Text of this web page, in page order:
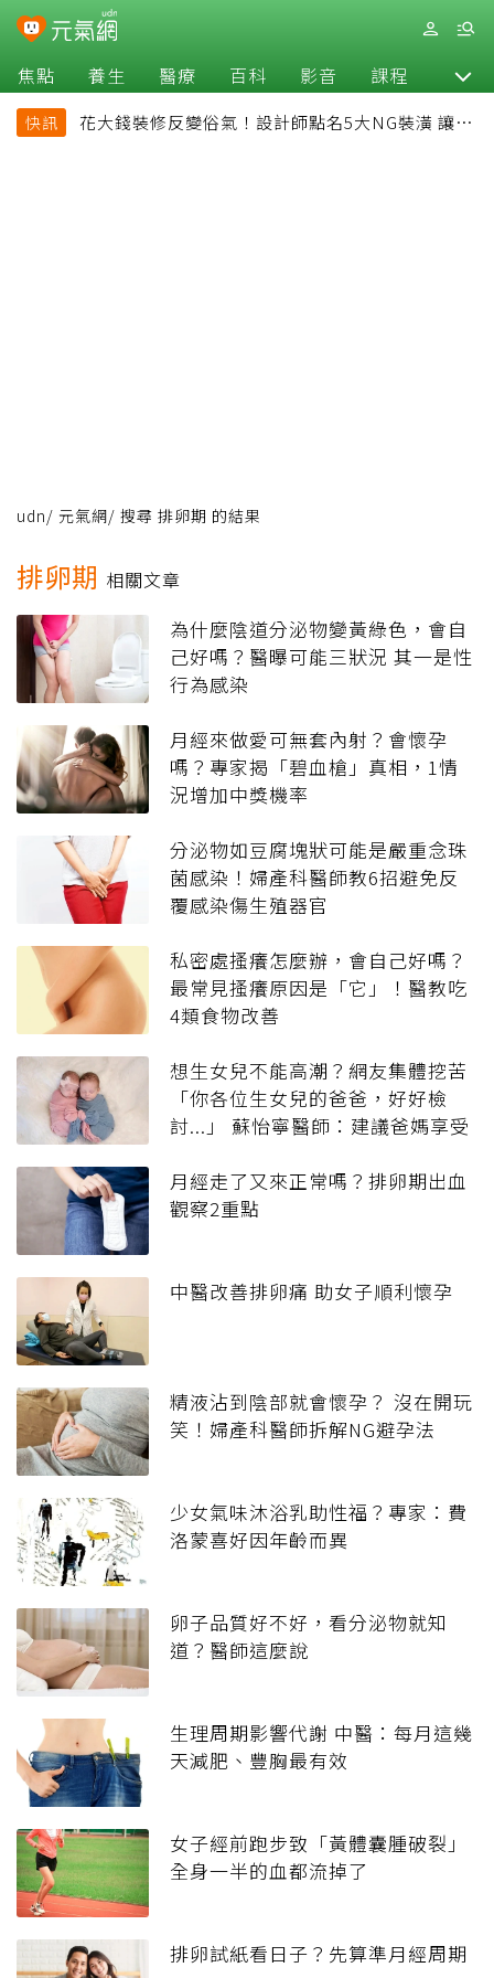
焦點 養生 醫療 百科 影音 課程 退休
快訊
花大錢裝修反變俗氣！設計師點名5大NG裝潢 讓客
udn/ 元氣網/ 搜尋 排卵期 的結果
排卵期 相關文章
為什麼陰道分泌物變黃綠色，會自
己好嗎？醫曝可能三狀況 其一是性
行為感染
月經來做愛可無套內射？會懷孕
嗎？專家揭「碧血槍」真相，1情
況增加中獎機率
分泌物如豆腐塊狀可能是嚴重念珠
菌感染！婦產科醫師教6招避免反
覆感染傷生殖器官
私密處搔癢怎麼辦，會自己好嗎？
最常見搔癢原因是「它」！醫教吃
4類食物改善
想生女兒不能高潮？網友集體挖苦
「你各位生女兒的爸爸，好好檢
討...」 蘇怡寧醫師：建議爸媽享受
月經走了又來正常嗎？排卵期出血
觀察2重點
中醫改善排卵痛 助女子順利懷孕
精液沾到陰部就會懷孕？ 沒在開玩
笑！婦產科醫師拆解NG避孕法
少女氣味沐浴乳助性福？專家：費
洛蒙喜好因年齡而異
卵子品質好不好，看分泌物就知
道？醫師這麼說
生理周期影響代謝 中醫：每月這幾
天減肥、豐胸最有效
女子經前跑步致「黃體囊腫破裂」
全身一半的血都流掉了
排卵試紙看日子？先算準月經周期